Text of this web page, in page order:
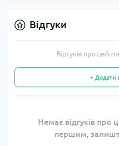
Відгуки
Відгуків про цей
+ Додати
Немає відгуків про
першим,